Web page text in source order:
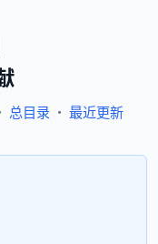
总目录 · 最近更新